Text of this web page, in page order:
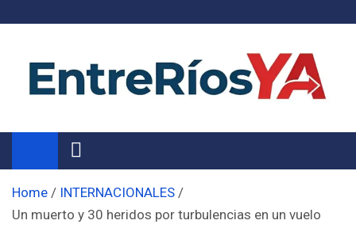
Noticias de Entre Ríos
Información de toda la provincia ahora
Home
INTERNACIONALES
Un muerto y 30 heridos por turbulencias en un vuelo